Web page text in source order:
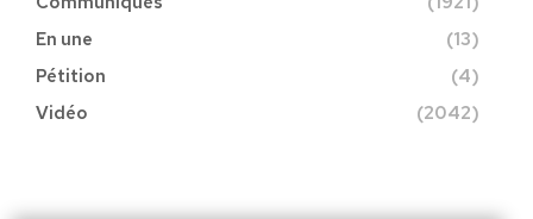
En une
(13)
Pétition
(4)
Vidéo
(2042)